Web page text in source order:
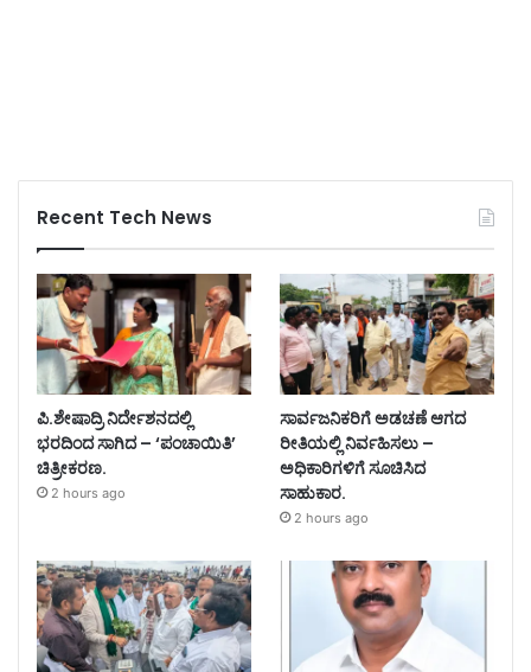
Recent Tech News
ಪಿ.ಶೇಷಾದ್ರಿ ನಿರ್ದೇಶನದಲ್ಲಿ
ಭರದಿಂದ ಸಾಗಿದ – ‘ಪಂಚಾಯಿತಿ’
ಚಿತ್ರೀಕರಣ.
2 hours ago
ಸಾರ್ವಜನಿಕರಿಗೆ ಅಡಚಣೆ ಆಗದ
ರೀತಿಯಲ್ಲಿ ನಿರ್ವಹಿಸಲು –
ಅಧಿಕಾರಿಗಳಿಗೆ ಸೂಚಿಸಿದ
ಸಾಹುಕಾರ.
2 hours ago